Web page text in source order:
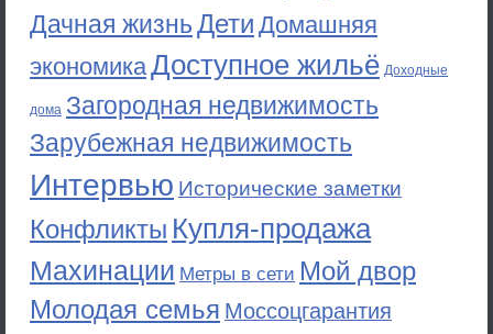
Дачная жизньДети Домашняя
экономикаДоступное жильё Доходные
дома Загородная недвижимость
Зарубежная недвижимость
Интервью Исторические заметки
Конфликты Купля-продажа
Махинации Метры в сети Мой двор
Молодая семья Моссоцгарантия